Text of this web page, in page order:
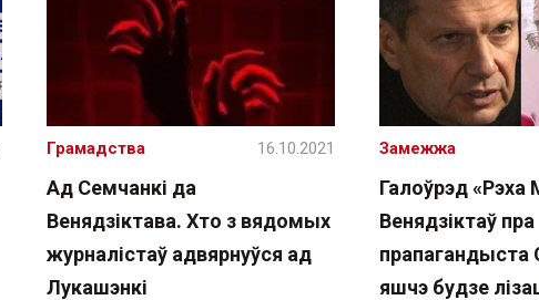
Ад Семчанкі да
Венядзіктава. Хто з вядомых
журналістаў адвярнуўся ад
Лукашэнкі
Грамадства 16.10.2021
Галоўрэд
Венядзіктаў пра
прапагандыста
яшчэ будзе
Замежжа